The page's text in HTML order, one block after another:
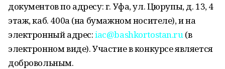
документов по адресу: г. Уфа, ул. Цюрупы, д. 13, 4
этаж, каб. 400а (на бумажном носителе), и на
электронный адрес:iac@bashkortostan.ru(в
электронном виде). Участие в конкурсе является
добровольным.